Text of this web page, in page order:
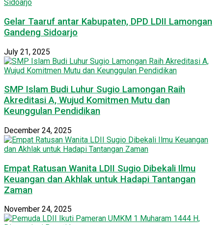
Gelar Taaruf antar Kabupaten, DPD LDII Lamongan
Gandeng Sidoarjo
July 21, 2025
SMP Islam Budi Luhur Sugio Lamongan Raih
Akreditasi A, Wujud Komitmen Mutu dan
Keunggulan Pendidikan
December 24, 2025
Empat Ratusan Wanita LDII Sugio Dibekali Ilmu
Keuangan dan Akhlak untuk Hadapi Tantangan
Zaman
November 24, 2025